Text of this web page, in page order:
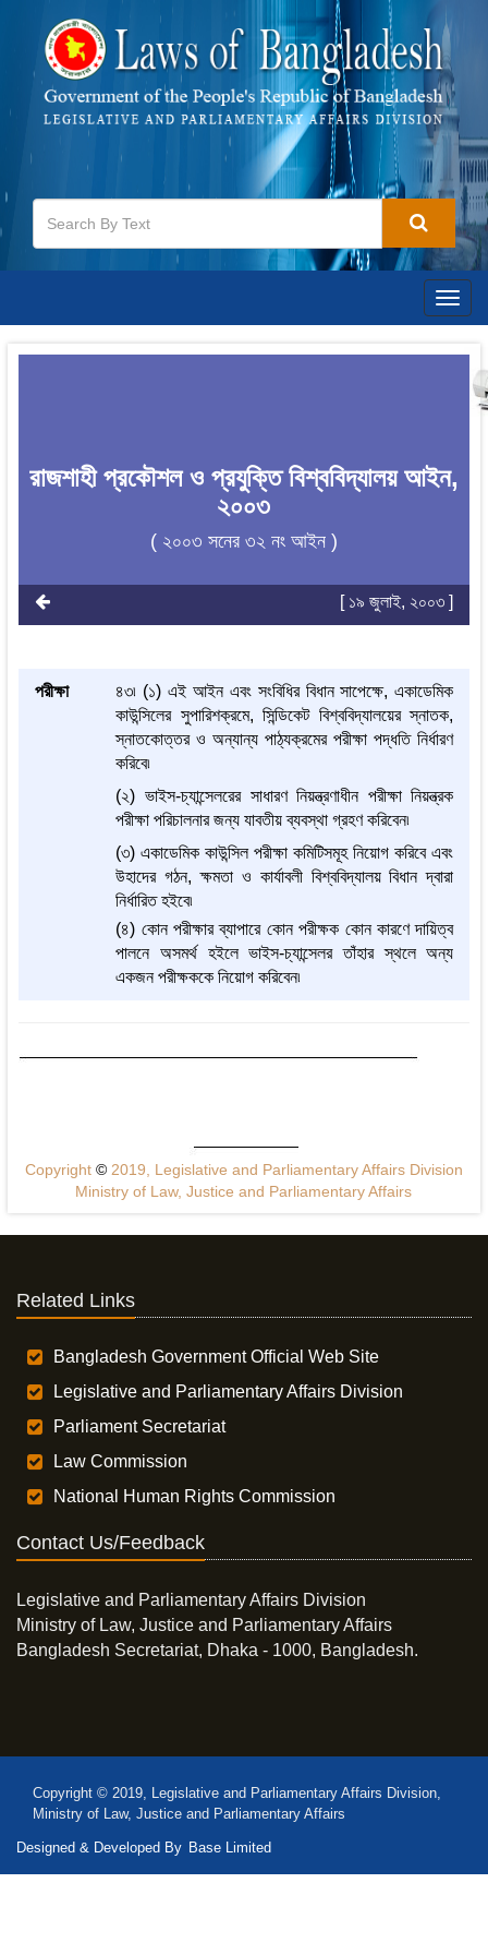
রাজশাহী প্রকৌশল ও প্রযুক্তি বিশ্ববিদ্যালয় আইন,
২০০৩
( ২০০৩ সনের ৩২ নং আইন )
[ ১৯ জুলাই, ২০০৩ ]
পরীক্ষা
৪৩৷ (১) এই আইন এবং সংবিধির বিধান সাপেক্ষে, একাডেমিক
কাউন্সিলের সুপারিশক্রমে, সিন্ডিকেট বিশ্ববিদ্যালয়ের স্নাতক,
স্নাতকোত্তর ও অন্যান্য পাঠ্যক্রমের পরীক্ষা পদ্ধতি নির্ধারণ
করিবে৷
(২) ভাইস-চ্যান্সেলরের সাধারণ নিয়ন্ত্রণাধীন পরীক্ষা নিয়ন্ত্রক
পরীক্ষা পরিচালনার জন্য যাবতীয় ব্যবস্থা গ্রহণ করিবেন৷
(৩) একাডেমিক কাউন্সিল পরীক্ষা কমিটিসমূহ নিয়োগ করিবে এবং
উহাদের গঠন, ক্ষমতা ও কার্যাবলী বিশ্ববিদ্যালয় বিধান দ্বারা
নির্ধারিত হইবে৷
(৪) কোন পরীক্ষার ব্যাপারে কোন পরীক্ষক কোন কারণে দায়িত্ব
পালনে অসমর্থ হইলে ভাইস-চ্যান্সেলর তাঁহার স্থলে অন্য
একজন পরীক্ষককে নিয়োগ করিবেন৷
Copyright ©2019, Legislative and Parliamentary Affairs Division
Ministry of Law, Justice and Parliamentary Affairs
Related Links
Bangladesh Government Official Web Site
Legislative and Parliamentary Affairs Division
Parliament Secretariat
Law Commission
National Human Rights Commission
Contact Us/Feedback
Legislative and Parliamentary Affairs Division
Ministry of Law, Justice and Parliamentary Affairs
Bangladesh Secretariat, Dhaka - 1000, Bangladesh.
Copyright © 2019, Legislative and Parliamentary Affairs Division,
Ministry of Law, Justice and Parliamentary Affairs
Designed & Developed By Base Limited